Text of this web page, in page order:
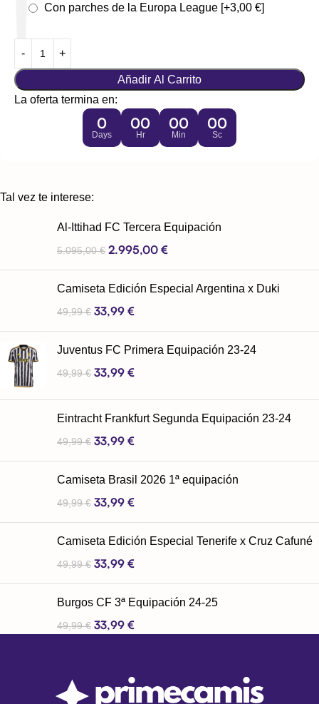
Con parches de la Europa League [+3,00 €]
Añadir Al Carrito
La oferta termina en:
0
Days
00
Hr
00
Min
00
Sc
Tal vez te interese:
Al-Ittihad FC Tercera Equipación
5.095,00€ 2.995,00 €
Camiseta Edición Especial Argentina x Duki
49,99€ 33,99 €
Juventus FC Primera Equipación 23-24
49,99€ 33,99 €
Eintracht Frankfurt Segunda Equipación 23-24
49,99€ 33,99 €
Camiseta Brasil 2026 1ª equipación
49,99€ 33,99 €
Camiseta Edición Especial Tenerife x Cruz Cafuné
49,99€ 33,99 €
Burgos CF 3ª Equipación 24-25
49,99€ 33,99 €